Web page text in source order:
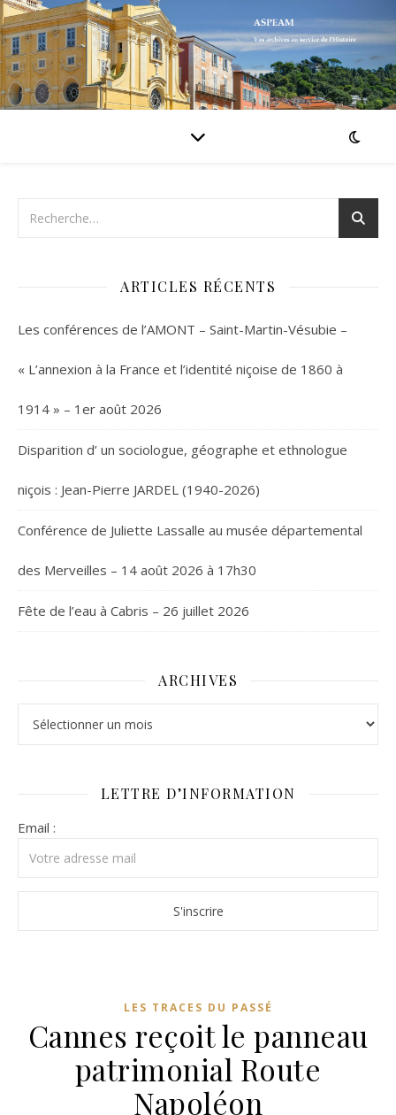
ARTICLES RÉCENTS
Les conférences de l’AMONT – Saint-Martin-Vésubie –
« L’annexion à la France et l’identité niçoise de 1860 à
1914 » – 1er août 2026
Disparition d’ un sociologue, géographe et ethnologue
niçois : Jean-Pierre JARDEL (1940-2026)
Conférence de Juliette Lassalle au musée départemental
des Merveilles – 14 août 2026 à 17h30
Fête de l’eau à Cabris – 26 juillet 2026
ARCHIVES
LETTRE D’INFORMATION
Email :
LES TRACES DU PASSÉ
Cannes reçoit le panneau
patrimonial Route
Napoléon